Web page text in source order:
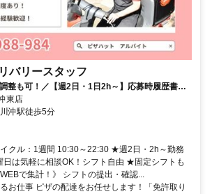
バリースタッフ
整も可！／【週2日・1日2h～】応募時履歴書不
東店
沖駅徒歩5分
クル：1週間 10:30～22:30 ★週2日・2h～勤務
は気軽に相談OK！シフト自由 ★固定シフトも
で集計！》 シフトの提出・確認...
お仕事 ピザの配達をお任せします！「免許取り